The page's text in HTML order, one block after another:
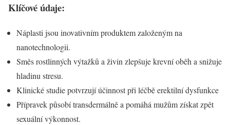
Klíčové údaje:
Náplasti jsou inovativním produktem založeným na
nanotechnologii.
Směs rostlinných výtažků a živin zlepšuje krevní oběh a snižuje
hladinu stresu.
Klinické studie potvrzují účinnost při léčbě erektilní dysfunkce
Přípravek působí transdermálně a pomáhá mužům získat zpět
sexuální výkonnost.